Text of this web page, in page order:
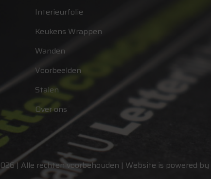
Interieurfolie
Keukens Wrappen
Wanden
Voorbeelden
Stalen
Over ons
| Alle rechten voorbehouden | Website is powered by